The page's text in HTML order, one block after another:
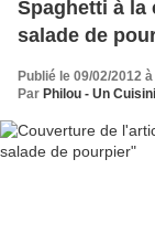
Spaghetti à la
salade de
Publié le 09/02/2012
Par Philou - Un